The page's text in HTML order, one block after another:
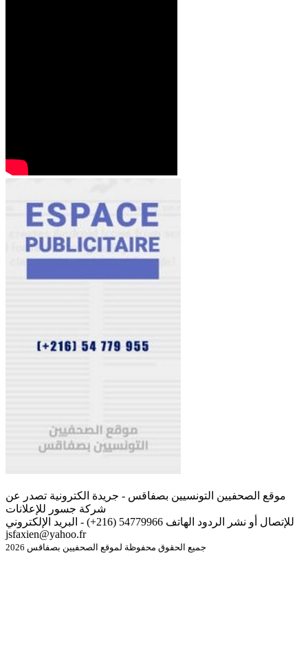
موقع الصحفيين التونسيين بصفاقس - جريدة الكترونية تصدر عن
شركة جسور للإعلانات
للإتصال أو نشر الردود الهاتف 54779966 (216+) - البريد الإلكتروني
jsfaxien@yahoo.fr
جميع الحقوق محفوظة لموقع الصحفيين بصفاقس 2026